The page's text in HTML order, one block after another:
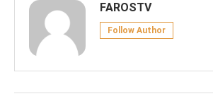
FAROSTV
Follow Author